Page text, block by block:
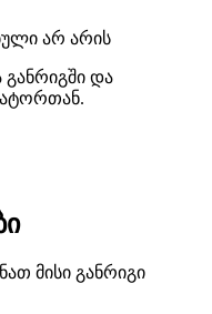
არ არის
განრიგში და
მისი განრიგი